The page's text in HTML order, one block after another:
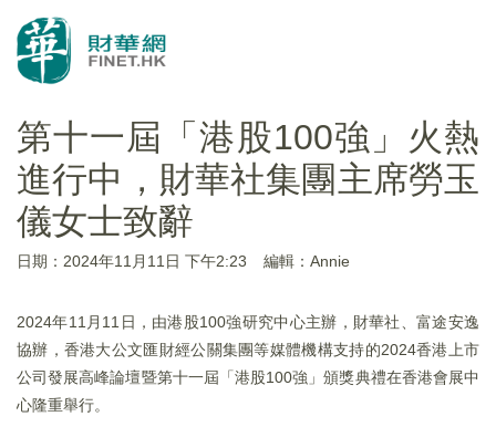
第十一屆「港股100強」火熱
進行中，財華社集團主席勞玉
儀女士致辭
日期：2024年11月11日 下午2:23 編輯：Annie
2024年11月11日，由港股100強研究中心主辦，財華社、富途安逸
協辦，香港大公文匯財經公關集團等媒體機構支持的2024香港上市
公司發展高峰論壇暨第十一屆「港股100強」頒獎典禮在香港會展中
心隆重舉行。